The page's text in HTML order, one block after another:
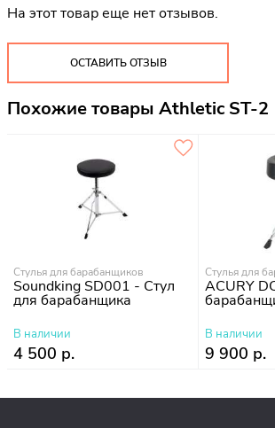
На этот товар еще нет отзывов.
ОСТАВИТЬ ОТЗЫВ
Похожие товары Athletic ST-2
Стулья для барабанщиков
Soundking SD001 - Стул
для барабанщика
В наличии
4 500 р.
Стулья для
ACURY
В наличии
9 900 р.